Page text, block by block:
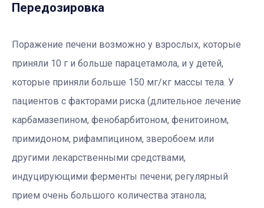
Передозировка
Поражение печени возможно у взрослых, которые
приняли 10 г и больше парацетамола, и у детей,
которые приняли больше 150 мг/кг массы тела. У
пациентов с факторами риска (длительное лечение
карбамазепином, фенобарбитоном, фенитоином,
примидоном, рифампицином, зверобоем или
другими лекарственными средствами,
индуцирующими ферменты печени; регулярный
прием очень большого количества этанола;